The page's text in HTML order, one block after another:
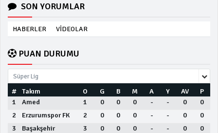
SON YORUMLAR
HABERLER VİDEOLAR
PUAN DURUMU
Süper Lig
# Takım O G B M A Y AV
P
1
Amed 1 0 0 0 - - 0
0
2
Erzurumspor FK 2 0 0 0 - - 0
0
3
Başakşehir 3 0 0 0 - - 0
0